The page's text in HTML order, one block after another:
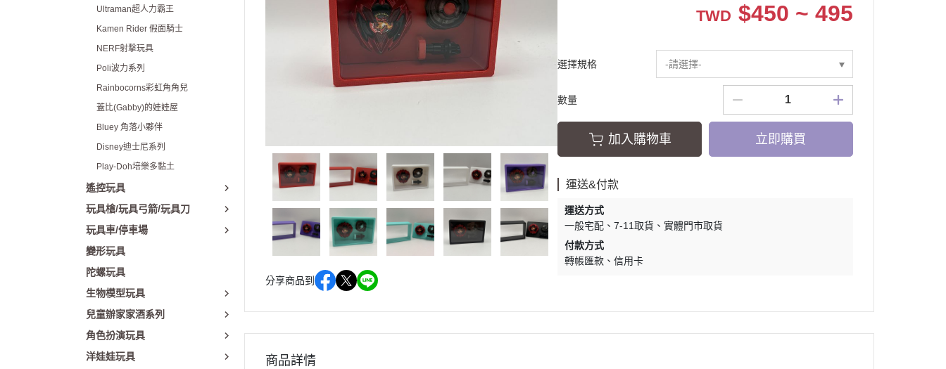
Ultraman超人力霸王
Kamen Rider 假面騎士
NERF射擊玩具
Poli波力系列
Rainbocorns彩虹角角兒
蓋比(Gabby)的娃娃屋
Bluey 角落小夥伴
Disney迪士尼系列
Play-Doh培樂多黏土
遙控玩具
玩具槍/玩具弓箭/玩具刀
玩具車/停車場
變形玩具
陀螺玩具
生物模型玩具
兒童辦家家酒系列
角色扮演玩具
洋娃娃玩具
分享商品到
TWD $450 ~ 495
選擇規格 -請選擇-
數量
加入購物車 立即購買
運送&付款
運送方式
一般宅配
7-11取貨
實體門市取貨
付款方式
轉帳匯款
信用卡
商品詳情